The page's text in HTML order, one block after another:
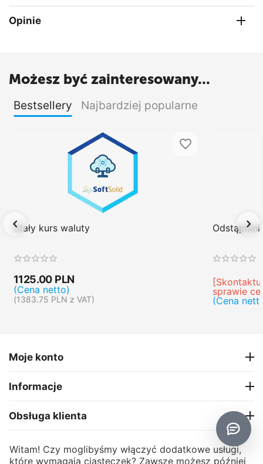
Opinie
Możesz być zainteresowany...
Bestsellery Najbardziej popularne
Stały kurs waluty
1125.00 PLN
(Cena netto)
(1383.75 PLN z VAT)
sprawie
(Cena
Moje konto
Informacje
Obsługa klienta
O firmie
Witam! Czy moglibyśmy włączyć dodatkowe usługi,
które wymagają ciasteczek? Zawsze możesz później